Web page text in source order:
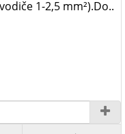
1-2,5 mm²).Do..